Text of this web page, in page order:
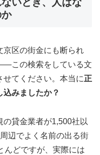
京区の街金にも断られ
この検索をしている文
てください。本当に正
込みましたか？
の貸金業者が1,500社以
辺でよく名前の出る街
んどですが、実際には